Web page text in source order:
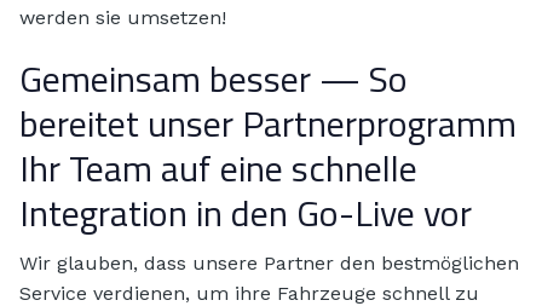
werden sie umsetzen!
Gemeinsam besser — So
bereitet unser Partnerprogramm
Ihr Team auf eine schnelle
Integration in den Go-Live vor
Wir glauben, dass unsere Partner den bestmöglichen
Service verdienen, um ihre Fahrzeuge schnell zu